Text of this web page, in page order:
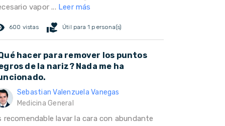
vapor ... Leer más
600 vistas volunteer_activism Útil para 1 persona(s)
hacer para remover los puntos
de la nariz? Nada me ha
Sebastian Valenzuela Vanegas
Medicina General
recomendable lavar la cara con abundante